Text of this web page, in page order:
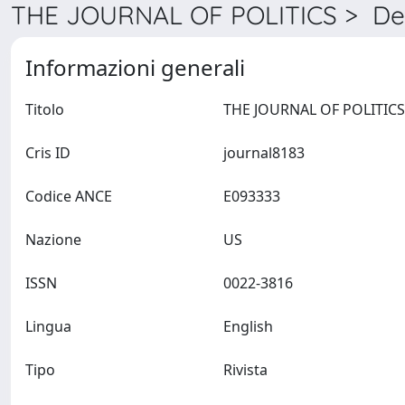
THE JOURNAL OF POLITICS >
Informazioni generali
Titolo
Cris ID
Codice ANCE
Nazione
ISSN
Lingua
Tipo Rivista